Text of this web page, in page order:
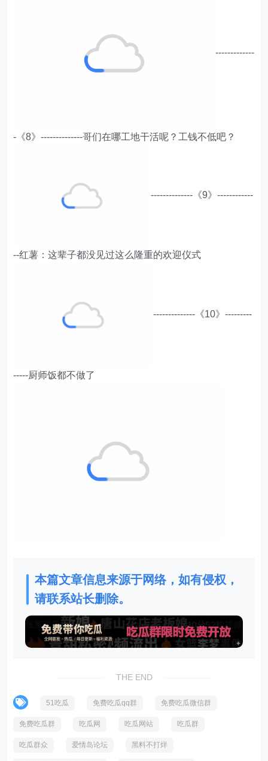
-------------
-《8》--------------哥们在哪工地干活呢？工钱不低吧？
--------------《9》------------
--红薯：这辈子都没见过这么隆重的欢迎仪式
--------------《10》---------
-----厨师饭都不做了
本篇文章信息来源于网络，如有侵权，
请联系站长删除。
THE END
51吃瓜 免费吃瓜qq群 免费吃瓜微信群
免费吃瓜群 吃瓜网 吃瓜网站 吃瓜群
吃瓜群众 爱情岛论坛 黑料不打烊